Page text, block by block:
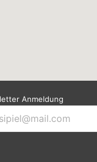
Anmeldung